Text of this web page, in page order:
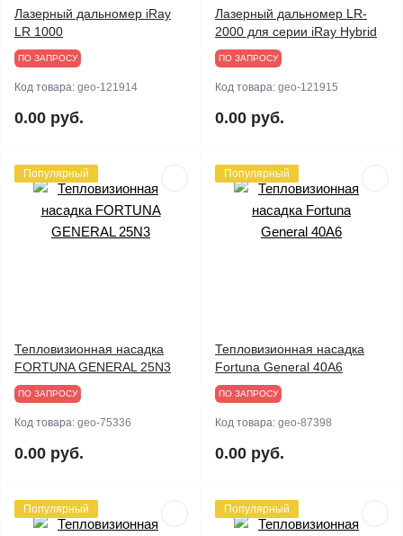
Лазерный дальномер iRay
LR 1000
ПО ЗАПРОСУ
Код товара: geo-121914
0.00 руб.
Лазерный дальномер LR-
2000 для серии iRay Hybrid
ПО ЗАПРОСУ
Код товара: geo-121915
0.00 руб.
Популярный
Тепловизионная насадка
FORTUNA GENERAL 25N3
ПО ЗАПРОСУ
Код товара: geo-75336
0.00 руб.
Популярный
Тепловизионная насадка
Fortuna General 40A6
ПО ЗАПРОСУ
Код товара: geo-87398
0.00 руб.
Популярный Популярный